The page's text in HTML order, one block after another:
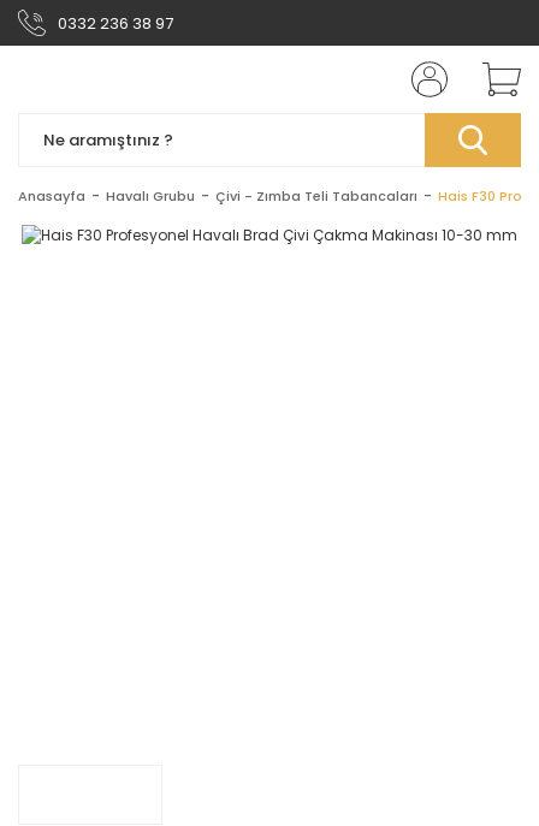
0332 236 38 97
Anasayfa Havalı Grubu Çivi - Zımba Teli Tabancaları Hais F30